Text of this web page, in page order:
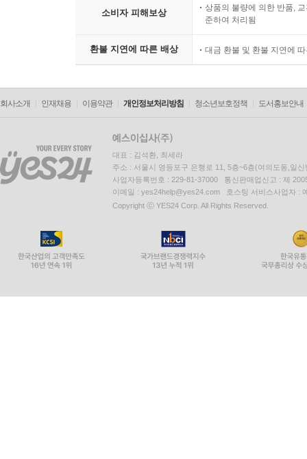
소비자 피해보상
상품의 불량에 의한 반품,
준하여 처리됨
환불 지연에 따른 배상 대금 환불 및 환불 지연에
회사소개 인재채용 이용약관 개인정보처리방침 청소년보호정책 도서홍보안내
대표 : 김석환, 최세라
주소 : 서울시 영등포구 은행로 11, 5층~6층(여의도동,일신
사업자등록번호 : 229-81-37000 통신판매업신고 : 제
이메일 : yes24help@yes24.com 호스팅 서비스사업자 :
Copyright ⓒ YES24 Corp. All Rights Reserved.